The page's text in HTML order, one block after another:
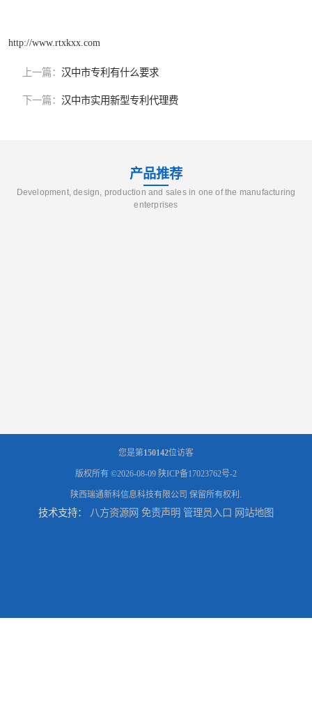
http://www.rtxkxx.com
上一篇： 汉中市专利有什么要求
下一篇： 汉中市实用新型专利代理费
产品推荐
Development, design, production and sales in one of the manufacturing
enterprises
您是第150142位访客
版权所有 ©2026-08-09 陕ICP备17023762号-2
陕西瑞通新科信息科技有限公司 保留所有权利.
技术支持： 八方资源网 免责声明 管理员入口 网站地图